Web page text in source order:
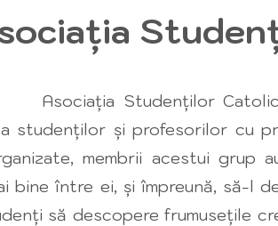
Catolici din
studenților și profesorilor cu
membrii acestui grup
bine între ei, și împreună, să-l
să descopere frumusețile